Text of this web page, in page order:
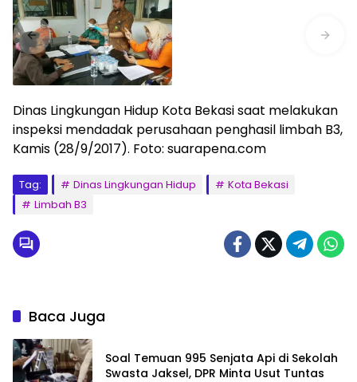
Dinas Lingkungan Hidup Kota Bekasi saat melakukan
inspeksi mendadak perusahaan penghasil limbah B3,
Kamis (28/9/2017). Foto: suarapena.com
Tag: Dinas Lingkungan Hidup
Kota Bekasi
Limbah B3
Baca Juga
Soal Temuan 995 Senjata Api di Sekolah
Swasta Jaksel, DPR Minta Usut Tuntas